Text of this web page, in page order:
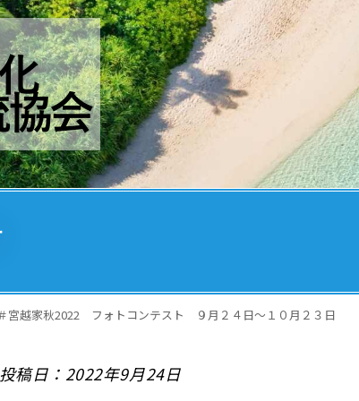
宮越家秋2022 フォトコンテスト ９月２４日～１０月２３日
投稿日：2022年9月24日